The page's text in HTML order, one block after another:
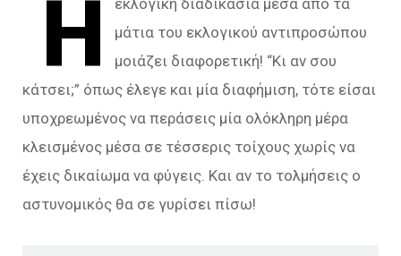
Η
εκλογική διαδικασία μέσα από τα
μάτια του εκλογικού αντιπροσώπου
μοιάζει διαφορετική! “Κι αν σου
κάτσει;” όπως έλεγε και μία διαφήμιση, τότε είσαι
υποχρεωμένος να περάσεις μία ολόκληρη μέρα
κλεισμένος μέσα σε τέσσερις τοίχους χωρίς να
έχεις δικαίωμα να φύγεις. Και αν το τολμήσεις ο
αστυνομικός θα σε γυρίσει πίσω!